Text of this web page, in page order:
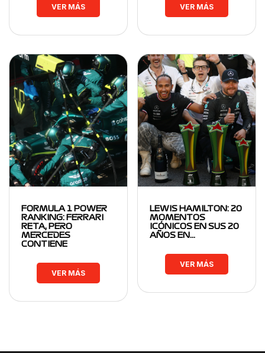
VER MÁS VER MÁS
FORMULA 1 POWER
RANKING: FERRARI
RETA, PERO
MERCEDES
CONTIENE
VER MÁS
LEWIS HAMILTON: 20
MOMENTOS
ICÓNICOS EN SUS 20
AÑOS EN…
VER MÁS